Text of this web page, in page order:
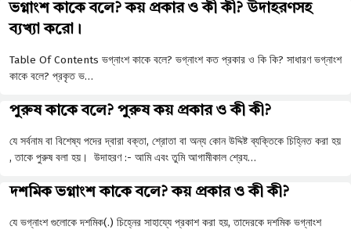
ভগ্নাংশ কাকে বলে? কয় প্রকার ও কী কী? উদাহরণসহ
ব্যখ্যা করো।
Table Of Contents ভগ্নাংশ কাকে বলে? ভগ্নাংশ কত প্রকার ও কি কি? সাধারণ ভগ্নাংশ
কাকে বলে? প্রকৃত ভ…
পুরুষ কাকে বলে? পুরুষ কয় প্রকার ও কী কী?
যে সর্বনাম বা বিশেষ্য পদের দ্বারা বক্তা, শ্রোতা বা অন্য কোন উদ্দিষ্ট ব্যক্তিকে চিহ্নিত করা হয়
, তাকে পুরুষ বলা হয়। উদাহরণ :- আমি এবং তুমি আগামীকাল শ্রেয…
দশমিক ভগ্নাংশ কাকে বলে? কয় প্রকার ও কী কী?
যে ভগ্নাংশ গুলোকে দশমিক(.) চিহ্নের সাহায্যে প্রকাশ করা হয়, তাদেরকে দশমিক ভগ্নাংশ